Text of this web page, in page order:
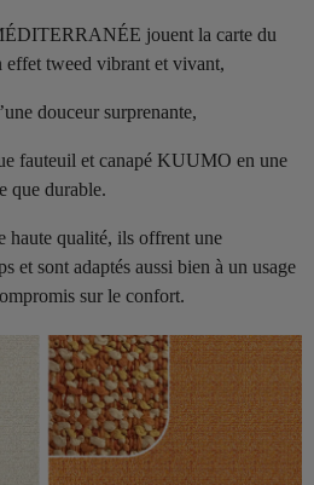
jouent la carte du
effet tweed vibrant et vivant,
douceur surprenante,
fauteuil et canapé KUUMO en une
que durable.
haute qualité, ils offrent une
et sont adaptés aussi bien à un usage
sur le confort.